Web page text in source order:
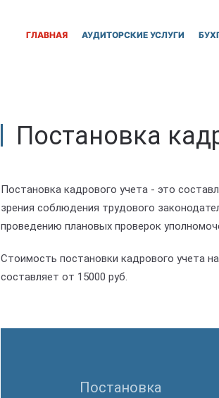
ГЛАВНАЯ АУДИТОРСКИЕ УСЛУГИ
Постановка
Постановка кадрового учета - это
зрения соблюдения трудового
проведению плановых проверок
Стоимость постановки кадрового учета
составляет от 15000 руб.
Постановка